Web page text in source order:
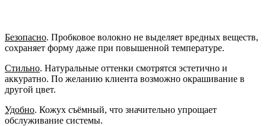
Безопасно. Пробковое волокно не выделяет вредных веществ,
сохраняет форму даже при повышенной температуре.
Стильно. Натуральные оттенки смотрятся эстетично и
аккуратно. По желанию клиента возможно окрашивание в
другой цвет.
Удобно. Кожух съёмный, что значительно упрощает
обслуживание системы.